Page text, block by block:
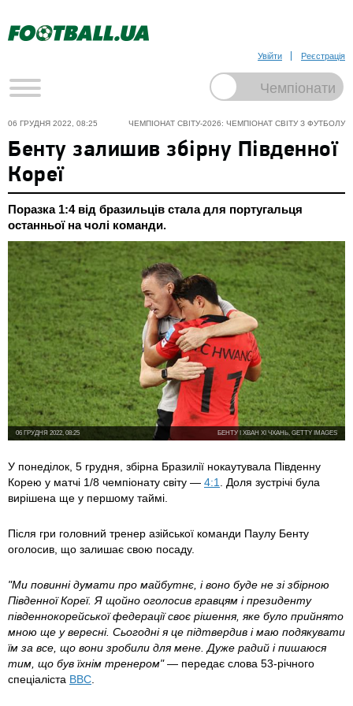
Увійти Реєстрація
ЧЕМПІОНАТ СВІТУ-2026: ЧЕМПІОНАТ СВІТУ З ФУТБОЛУ
06 ГРУДНЯ 2022, 08:25
Бенту залишив збірну Південної
Кореї
Поразка 1:4 від бразильців стала для португальця
останньої на чолі команди.
БЕНТУ І ХВАН ХІ ЧХАНЬ, GETTY IMAGES
06 ГРУДНЯ 2022, 08:25
У понеділок, 5 грудня, збірна Бразилії нокаутувала Південну
Корею у матчі 1/8 чемпіонату світу — 4:1. Доля зустрічі була
вирішена ще у першому таймі.
Після гри головний тренер азійської команди Паулу Бенту
оголосив, що залишає свою посаду.
"Ми повинні думати про майбутнє, і воно буде не зі збірною
Південної Кореї. Я щойно оголосив гравцям і президенту
південнокорейської федерації своє рішення, яке було прийнято
мною ще у вересні. Сьогодні я це підтвердив і маю подякувати
їм за все, що вони зробили для мене. Дуже радий і пишаюся
тим, що був їхнім тренером"— передає слова 53-річного
спеціаліста BBC.